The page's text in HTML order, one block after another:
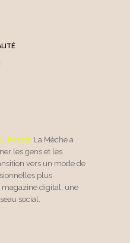
Chassot La Mèche a
les gens et les
vers un mode de
plus
magazine digital, une
social.